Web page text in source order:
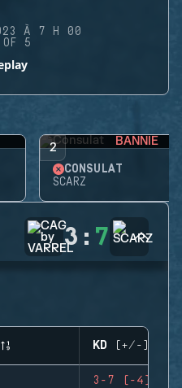
À 7 H 00
OF 5
2 BANNIE
CONSULAT
SCARZ
3 : 7
KD (+/-)
3-7 (-4)